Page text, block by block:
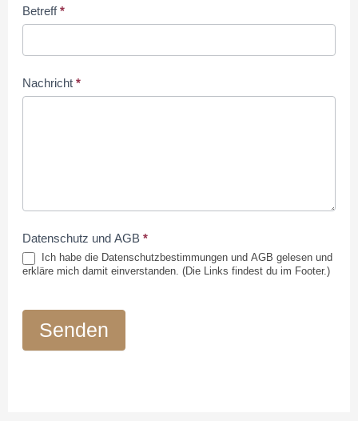
Betreff*
Nachricht *
Datenschutz und AGB *
Ich habe die Datenschutzbestimmungen und AGB gelesen und
erkläre mich damit einverstanden. (Die Links findest du im Footer.)
Senden